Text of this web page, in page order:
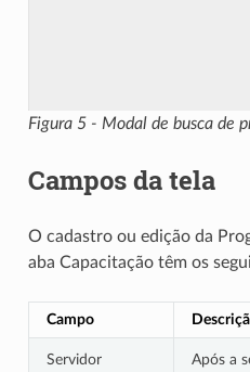
Figura 5 - Modal de busca de
Campos da tela
O cadastro ou edição da
aba Capacitação têm os
Campo
Servidor
Após a